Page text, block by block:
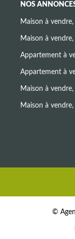
NOS
Maison à
Maison à vendre,
Appartement à
Appartement à
Maison à
Maison à vendre,
©